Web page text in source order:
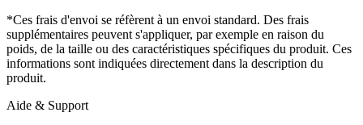
*Ces frais d'envoi se réfèrent à un envoi standard. Des frais
supplémentaires peuvent s'appliquer, par exemple en raison du
poids, de la taille ou des caractéristiques spécifiques du produit. Ces
informations sont indiquées directement dans la description du
produit.
Aide & Support